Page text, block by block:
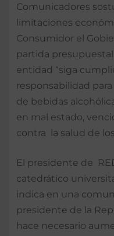
Comunicadores
limitaciones
Consumidor el
partida
entidad “siga
responsabilidad
de bebidas
en mal estado,
contra la salud de
El presidente de
catedrático
indica en una
presidente de la
hace necesario